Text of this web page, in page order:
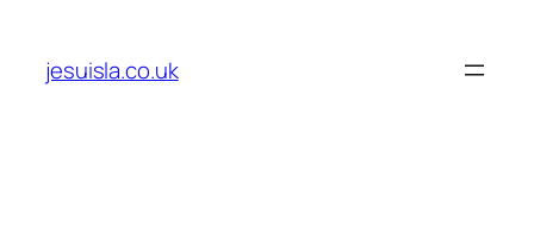
content
jesuisla.co.uk